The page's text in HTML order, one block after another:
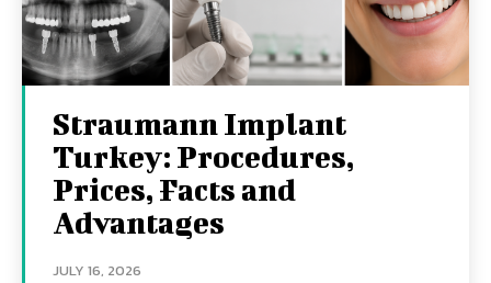
Straumann Implant
Turkey: Procedures,
Prices, Facts and
Advantages
JULY 16, 2026